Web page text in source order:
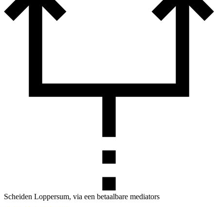
Scheiden Loppersum, via een betaalbare mediators